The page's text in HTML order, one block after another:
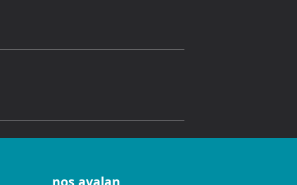
nos avalan